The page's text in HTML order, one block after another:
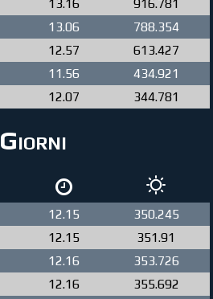
13.16
916.781
13.06
788.354
12.57
613.427
11.56
434.921
12.07 344.781
Giorni
12.15
350.245
12.15
351.91
12.16
353.726
12.16
355.692